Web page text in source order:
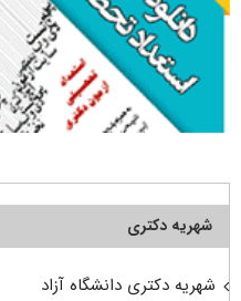
شهریه دکتری
شهریه دکتری دانشگاه آزاد